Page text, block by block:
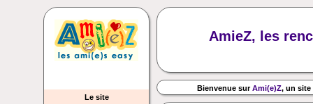
Le site
AmieZ, les
Bienvenue surAmi(e)Z, un site